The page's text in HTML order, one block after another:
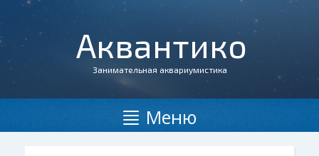
Аквантико
Занимательная аквариумистика
Меню